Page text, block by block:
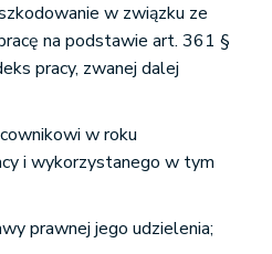
w związku ze
na podstawie art. 361 §
pracy, zwanej dalej
w roku
i wykorzystanego w tym
prawnej jego udzielenia;